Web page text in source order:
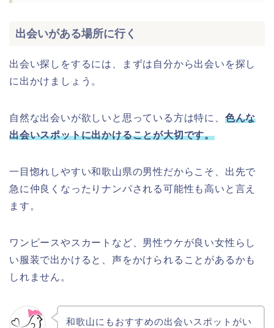
出会いがある場所に行く
出会い探しをするには、まずは自分から出会いを探し
に出かけましょう。
自然な出会いが欲しいと思っている方は特に、 色んな
出会いスポットに出かけることが大切です。
一目惚れしやすい和歌山県の男性だからこそ、出先で
急に仲良くなったりナンパされる可能性も高いと言え
ます。
ワンピースやスカートなど、男性ウケが良い女性らし
い服装で出かけると、声をかけられることがあるかも
しれません。
和歌山にもおすすめの出会いスポットがい